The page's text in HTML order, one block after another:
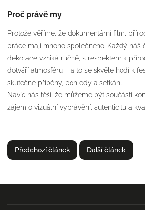
Proč právě my
Protože věříme, že dokumentární film,
práce mají mnoho společného. Každý náš
dekorace vzniká ručně, s respektem k
dotváří atmosféru – a to se skvěle hodí k
skutečné příběhy, pohledy a setkání.
Navíc nás těší, že můžeme být součástí
zájem o vizuální vyprávění, autenticitu a
Předchozí článek Další článek